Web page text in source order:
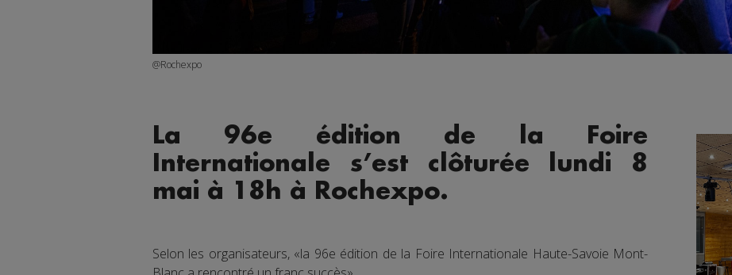
@Rochexpo
La 96e édition de la Foire
Internationale s’est clôturée lundi 8
mai à 18h à Rochexpo.
Selon les organisateurs, «la 96e édition de la Foire Internationale Haute-Savoie Mont-